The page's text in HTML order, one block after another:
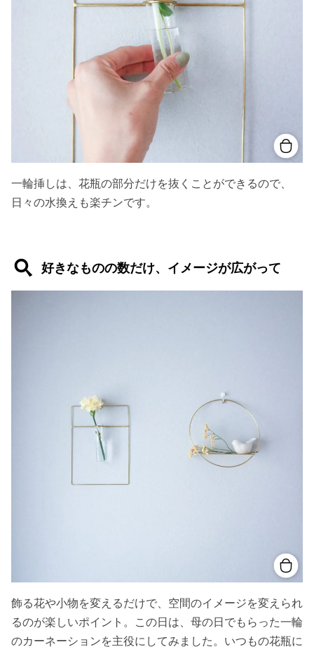
一輪挿しは、花瓶の部分だけを抜くことができるので、
日々の水換えも楽チンです。
好きなものの数だけ、イメージが広がって
飾る花や小物を変えるだけで、空間のイメージを変えられ
るのが楽しいポイント。この日は、母の日でもらった一輪
のカーネーションを主役にしてみました。いつもの花瓶に